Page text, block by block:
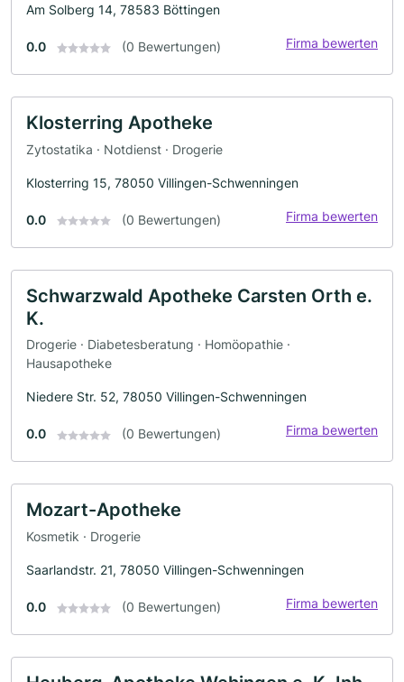
Am Solberg 14, 78583 Böttingen
0.0 (0 Bewertungen) Firma bewerten
Klosterring Apotheke
Zytostatika · Notdienst · Drogerie
Klosterring 15, 78050 Villingen-Schwenningen
0.0 (0 Bewertungen) Firma bewerten
Schwarzwald Apotheke Carsten Orth e.
K.
Drogerie · Diabetesberatung · Homöopathie ·
Hausapotheke
Niedere Str. 52, 78050 Villingen-Schwenningen
0.0 (0 Bewertungen) Firma bewerten
Mozart-Apotheke
Kosmetik · Drogerie
Saarlandstr. 21, 78050 Villingen-Schwenningen
0.0 (0 Bewertungen) Firma bewerten